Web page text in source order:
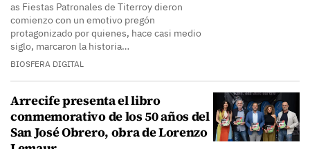
as Fiestas Patronales de Titerroy dieron
comienzo con un emotivo pregón
protagonizado por quienes, hace casi medio
siglo, marcaron la historia…
BIOSFERA DIGITAL
Arrecife presenta el libro
conmemorativo de los 50 años del
San José Obrero, obra de Lorenzo